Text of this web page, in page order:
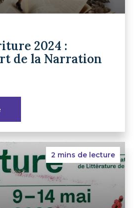
2024 :
de la Narration
2 mins de lecture